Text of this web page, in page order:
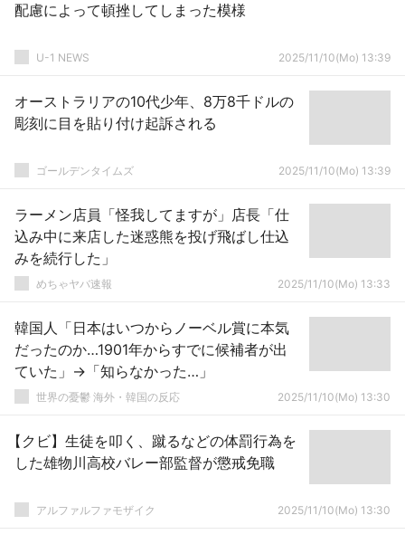
配慮によって頓挫してしまった模様
U-1 NEWS 2025/11/10(Mo) 13:39
オーストラリアの10代少年、8万8千ドルの
彫刻に目を貼り付け起訴される
ゴールデンタイムズ 2025/11/10(Mo) 13:39
ラーメン店員「怪我してますが」店長「仕
込み中に来店した迷惑熊を投げ飛ばし仕込
みを続行した」
めちゃヤバ速報 2025/11/10(Mo) 13:33
韓国人「日本はいつからノーベル賞に本気
だったのか…1901年からすでに候補者が出
ていた」→「知らなかった…」
世界の憂鬱 海外・韓国の反応 2025/11/10(Mo) 13:30
【クビ】生徒を叩く、蹴るなどの体罰行為を
した雄物川高校バレー部監督が懲戒免職
アルファルファモザイク 2025/11/10(Mo) 13:30